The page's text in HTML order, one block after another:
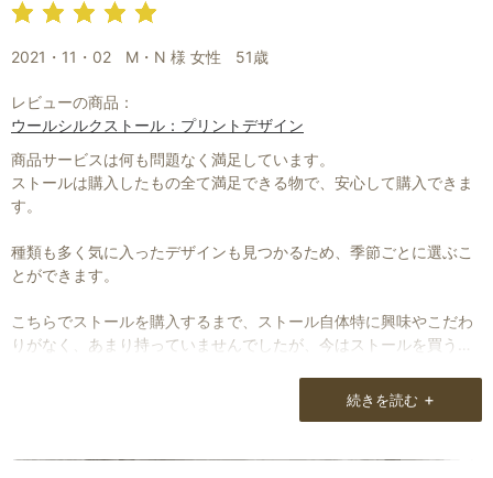
2021・11・02 M・N 様 女性 51歳
レビューの商品：
ウールシルクストール：プリントデザイン
商品サービスは何も問題なく満足しています。
ストールは購入したもの全て満足できる物で、安心して購入できま
す。
種類も多く気に入ったデザインも見つかるため、季節ごとに選ぶこ
とができます。
こちらでストールを購入するまで、ストール自体特に興味やこだわ
りがなく、あまり持っていませんでしたが、今はストールを買うこ
ます。
続きを読む +